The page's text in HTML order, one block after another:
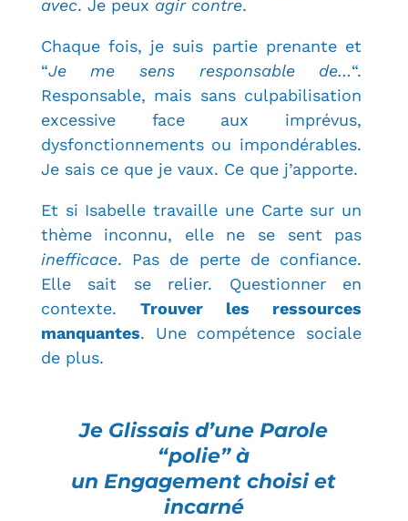
avec. Je peux agir contre.
Chaque fois, je suis partie prenante et
“Je me sens responsable de…“.
Responsable, mais sans culpabilisation
excessive face aux imprévus,
dysfonctionnements ou impondérables.
Je sais ce que je vaux. Ce que j’apporte.
Et si Isabelle travaille une Carte sur un
thème inconnu, elle ne se sent pas
inefficace. Pas de perte de confiance.
Elle sait se relier. Questionner en
contexte. Trouver les ressources
manquantes. Une compétence sociale
de plus.
Je Glissais d’une Parole
“polie” à
un Engagement choisi et
incarné